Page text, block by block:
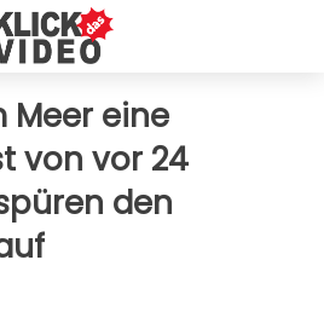
Meer eine
von vor 24
den